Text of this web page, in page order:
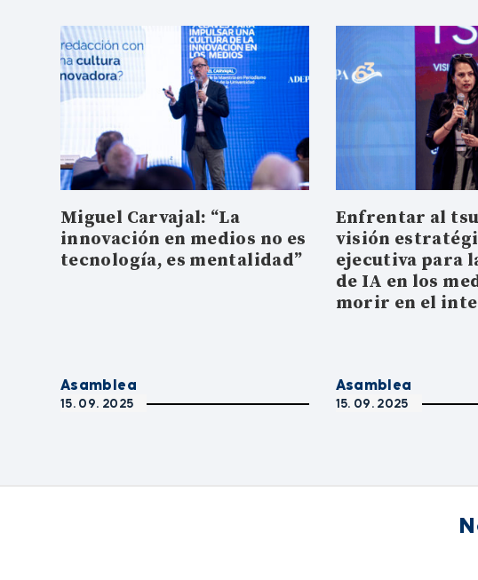
Miguel Carvajal: “La
innovación en medios no es
tecnología, es mentalidad”
Asamblea
15. 09. 2025
Enfrentar al
visión
ejecutiva para
de IA en los
morir en el
Asamblea
15. 09. 2025